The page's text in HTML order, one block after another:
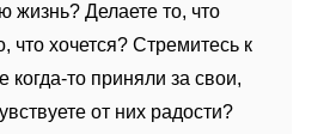
жизнь? Делаете то, что
что хочется? Стремитесь к
когда‑то приняли за свои,
от них радости?